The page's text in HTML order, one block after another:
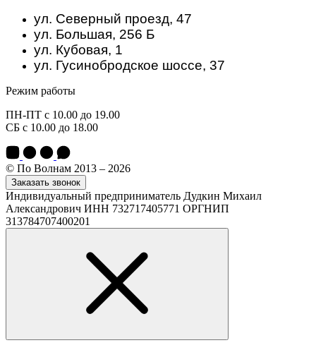
ул. Северный проезд, 47
ул. Большая, 256 Б
ул. Кубовая, 1
ул. Гусинобродское шоссе, 37
Режим работы
ПН-ПТ с 10.00 до 19.00
СБ с 10.00 до 18.00
© По Волнам 2013 – 2026
Заказать звонок
Индивидуальный предприниматель Дудкин Михаил
Александрович ИНН 732717405771 ОРГНИП
313784707400201